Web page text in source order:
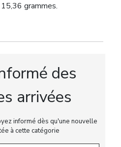
grammes.
des
arrivées
informé dès qu'une nouvelle
à cette catégorie